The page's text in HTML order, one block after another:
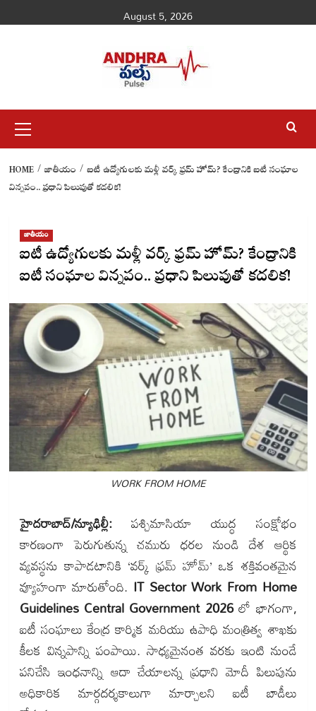
to
August 5, 2026
Menu
HOME జాతీయం
ఐటీ ఉద్యోగులకు మళ్లీ వర్క్ ఫ్రమ్ హోమ్? కేంద్రానికి ఐటీ సంఘాల
విన్నపం.. ప్రధాని పిలుపుతో కదలిక!
జాతీయం
ఐటీ ఉద్యోగులకు మళ్లీ వర్క్ ఫ్రమ్ హోమ్? కేంద్రానికి
ఐటీ సంఘాల విన్నపం.. ప్రధాని పిలుపుతో కదలిక!
WORK FROM HOME
హైదరాబాద్/న్యూఢిల్లీ:పశ్చిమాసియా యుద్ధ సంక్షోభం
కారణంగా పెరుగుతున్న చమురు ధరల నుండి దేశ ఆర్థిక
వ్యవస్థను కాపాడటానికి ‘వర్క్ ఫ్రమ్ హోమ్’ ఒక శక్తివంతమైన
వ్యూహంగా మారుతోంది. IT Sector Work From Home
Guidelines Central Government 2026లో భాగంగా,
ఐటీ సంఘాలు కేంద్ర కార్మిక మరియు ఉపాధి మంత్రిత్వ శాఖకు
కీలక విన్నపాన్ని పంపాయి. సాధ్యమైనంత వరకు ఇంటి నుండే
పనిచేసి ఇంధనాన్ని ఆదా చేయాలన్న ప్రధాని మోదీ పిలుపును
అధికారిక మార్గదర్శకాలుగా మార్చాలని ఐటీ బాడీలు